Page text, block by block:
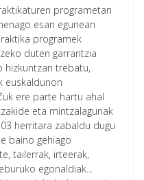
programetan
esan egunean
programek
duten garrantzia
hizkuntzan trebatu,
euskaldunon
ere parte hartu ahal
eta mintzalagunak
herritara zabaldu dugu
baino gehiago
tailerrak, irteerak,
egonaldiak...